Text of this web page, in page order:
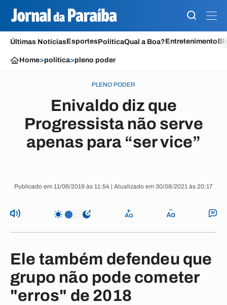
Últimas NotíciasEsportesPolíticaQual a Boa?Entretenimento
Home>política>pleno poder
PLENO PODER
Enivaldo diz que
Progressista não serve
apenas para “ser vice”
Publicado em 11/06/2019 às 11:54 | Atualizado em 30/08/2021 às 20:17
Ele também defendeu que
grupo não pode cometer
"erros" de 2018